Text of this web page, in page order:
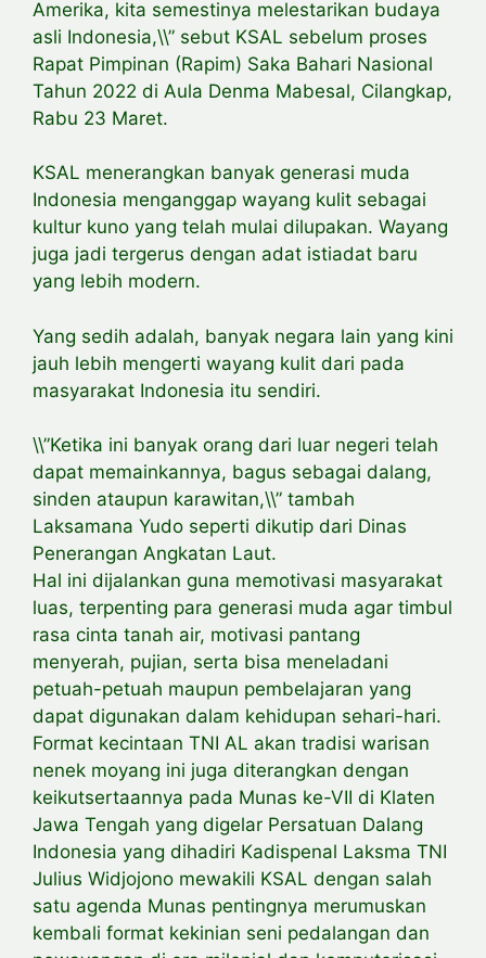
Amerika, kita semestinya melestarikan budaya
asli Indonesia,\\” sebut KSAL sebelum proses
Rapat Pimpinan (Rapim) Saka Bahari Nasional
Tahun 2022 di Aula Denma Mabesal, Cilangkap,
Rabu 23 Maret.
KSAL menerangkan banyak generasi muda
Indonesia menganggap wayang kulit sebagai
kultur kuno yang telah mulai dilupakan. Wayang
juga jadi tergerus dengan adat istiadat baru
yang lebih modern.
Yang sedih adalah, banyak negara lain yang kini
jauh lebih mengerti wayang kulit dari pada
masyarakat Indonesia itu sendiri.
\\”Ketika ini banyak orang dari luar negeri telah
dapat memainkannya, bagus sebagai dalang,
sinden ataupun karawitan,\\” tambah
Laksamana Yudo seperti dikutip dari Dinas
Penerangan Angkatan Laut.
Hal ini dijalankan guna memotivasi masyarakat
luas, terpenting para generasi muda agar timbul
rasa cinta tanah air, motivasi pantang
menyerah, pujian, serta bisa meneladani
petuah-petuah maupun pembelajaran yang
dapat digunakan dalam kehidupan sehari-hari.
Format kecintaan TNI AL akan tradisi warisan
nenek moyang ini juga diterangkan dengan
keikutsertaannya pada Munas ke-VII di Klaten
Jawa Tengah yang digelar Persatuan Dalang
Indonesia yang dihadiri Kadispenal Laksma TNI
Julius Widjojono mewakili KSAL dengan salah
satu agenda Munas pentingnya merumuskan
kembali format kekinian seni pedalangan dan